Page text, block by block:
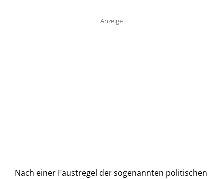
Anzeige
Nach einer Faustregel der sogenannten politischen